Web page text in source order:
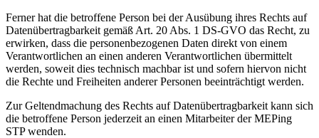
Ferner hat die betroffene Person bei der Ausübung ihres Rechts auf
Datenübertragbarkeit gemäß Art. 20 Abs. 1 DS-GVO das Recht, zu
erwirken, dass die personenbezogenen Daten direkt von einem
Verantwortlichen an einen anderen Verantwortlichen übermittelt
werden, soweit dies technisch machbar ist und sofern hiervon nicht
die Rechte und Freiheiten anderer Personen beeinträchtigt werden.
Zur Geltendmachung des Rechts auf Datenübertragbarkeit kann sich
die betroffene Person jederzeit an einen Mitarbeiter der MEPing
STP wenden.